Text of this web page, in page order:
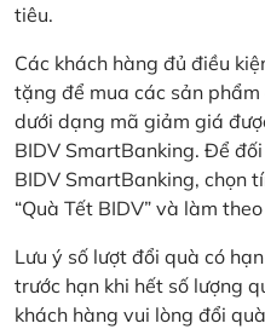
tiêu.
Các khách hàng đủ điều
tặng để mua các sản
dưới dạng mã giảm giá
BIDV SmartBanking. Để
BIDV SmartBanking, chọn
“Quà Tết BIDV” và làm
Lưu ý số lượt đổi quà có
trước hạn khi hết số lượng
khách hàng vui lòng đổi